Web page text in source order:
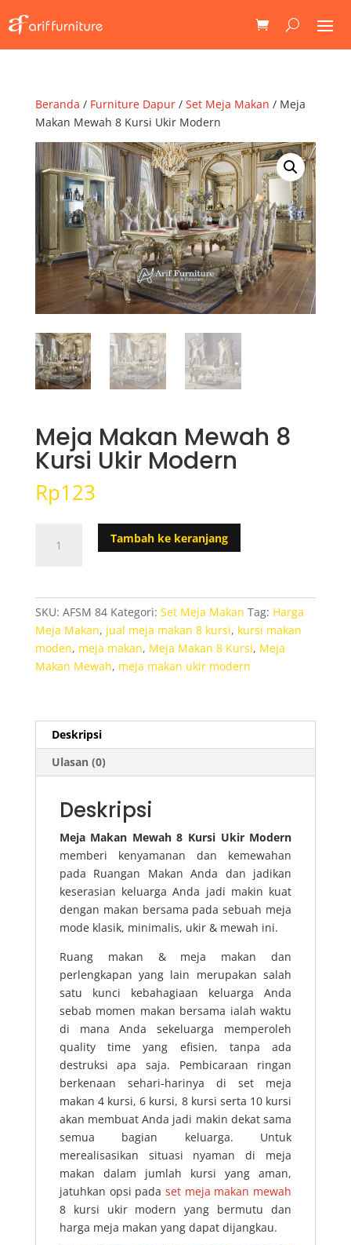
Beranda / Furniture Dapur/ Set Meja Makan / Meja
Makan Mewah 8 Kursi Ukir Modern
Meja Makan Mewah 8
Kursi Ukir Modern
Rp123
Meja
Kursi
Ukir
Modern
Tambah ke keranjang
SKU: AFSM 84 Kategori: Set Meja Makan Tag: Harga
Meja Makan, jual meja makan 8 kursi, kursi makan
moden, meja makan, Meja Makan 8 Kursi, Meja
Makan Mewah, meja makan ukir modern
Deskripsi
Ulasan (0)
Deskripsi
Meja Makan Mewah 8 Kursi Ukir Modern
memberi kenyamanan dan kemewahan
pada Ruangan Makan Anda dan jadikan
keserasian keluarga Anda jadi makin kuat
dengan makan bersama pada sebuah meja
mode klasik, minimalis, ukir & mewah ini.
Ruang makan & meja makan dan
perlengkapan yang lain merupakan salah
satu kunci kebahagiaan keluarga Anda
sebab momen makan bersama ialah waktu
di mana Anda sekeluarga memperoleh
quality time yang efisien, tanpa ada
destruksi apa saja. Pembicaraan ringan
berkenaan sehari-harinya di set meja
makan 4 kursi, 6 kursi, 8 kursi serta 10 kursi
akan membuat Anda jadi makin dekat sama
semua bagian keluarga. Untuk
merealisasikan situasi nyaman di meja
makan dalam jumlah kursi yang aman,
jatuhkan opsi pada set meja makan mewah
8 kursi ukir modern yang bermutu dan
harga meja makan yang dapat dijangkau.